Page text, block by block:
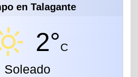
en Talagante
2°C
Soleado